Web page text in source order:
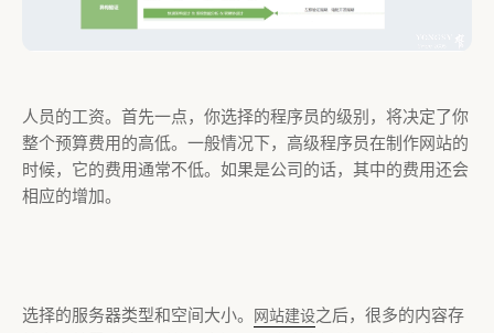
人员的工资。首先一点，你选择的程序员的级别，将决定了你
整个预算费用的高低。一般情况下，高级程序员在制作网站的
时候，它的费用通常不低。如果是公司的话，其中的费用还会
相应的增加。
选择的服务器类型和空间大小。 网站建设之后，很多的内容存